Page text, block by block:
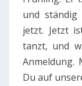
und
jetzt. Jetzt
tanzt, und
Anmeldung.
Du auf